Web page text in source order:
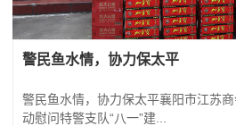
警民鱼水情，协力保太平
警民鱼水情，协力保太平襄阳市江苏
动慰问特警支队“八一”建...